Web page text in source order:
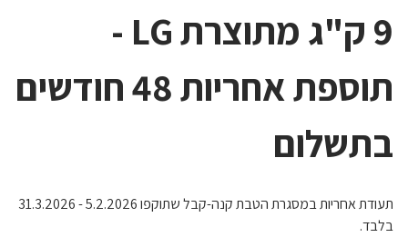
9 ק"ג מתוצרת LG -
תוספת אחריות 48 חודשים
בתשלום
תעודת אחריות במסגרת הטבת קנה-קבל שתוקפו 5.2.2026 - 31.3.2026
בלבד.